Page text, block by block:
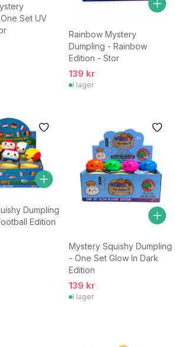
Set UV
Rainbow Mystery
Dumpling - Rainbow
Edition - Stor
139 kr
I lager
Dumpling
Edition
Mystery Squishy Dumpling
- One Set Glow In Dark
Edition
139 kr
I lager